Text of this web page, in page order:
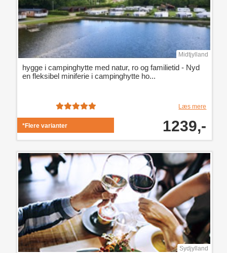
Midtjylland
hygge i campinghytte med natur, ro og familietid - Nyd
en fleksibel miniferie i campinghytte ho...
Læs mere
*Flere varianter 1239,-
Sydjylland